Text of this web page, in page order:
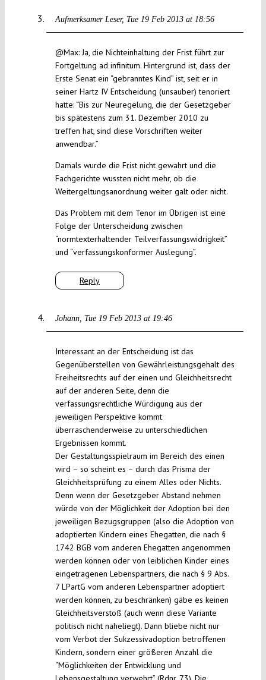
Aufmerksamer Leser Tue 19 Feb 2013 at 18:56
Reply
@Max: Ja, die Nichteinhaltung der Frist führt zur
Fortgeltung ad infinitum. Hintergrund ist, dass der
Erste Senat ein “gebranntes Kind” ist, seit er in
seiner Hartz IV Entscheidung (unsauber) tenoriert
hatte: “Bis zur Neuregelung, die der Gesetzgeber
bis spätestens zum 31. Dezember 2010 zu
treffen hat, sind diese Vorschriften weiter
anwendbar.”
Damals wurde die Frist nicht gewahrt und die
Fachgerichte wussten nicht mehr, ob die
Weitergeltungsanordnung weiter galt oder nicht.
Das Problem mit dem Tenor im Übrigen ist eine
Folge der Unterscheidung zwischen
“normtexterhaltender Teilverfassungswidrigkeit”
und “verfassungskonformer Auslegung”.
Johann Tue 19 Feb 2013 at 19:46
Interessant an der Entscheidung ist das
Gegenüberstellen von Gewährleistungsgehalt des
Freiheitsrechts auf der einen und Gleichheitsrecht
auf der anderen Seite, denn die
verfassungsrechtliche Würdigung aus der
jeweiligen Perspektive kommt
überraschenderweise zu unterschiedlichen
Ergebnissen kommt.
Der Gestaltungsspielraum im Bereich des einen
wird – so scheint es – durch das Prisma der
Gleichheitsprüfung zu einem Alles oder Nichts.
Denn wenn der Gesetzgeber Abstand nehmen
würde von der Möglichkeit der Adoption bei den
jeweiligen Bezugsgruppen (also die Adoption von
adoptierten Kindern eines Ehegatten, die nach §
1742 BGB vom anderen Ehegatten angenommen
werden können oder von leiblichen Kinder eines
eingetragenen Lebenspartners, die nach § 9 Abs.
7 LPartG vom anderen Lebenspartner adoptiert
werden können, zu beschränken) gäbe es keinen
Gleichheitsverstoß (auch wenn diese Variante
politisch nicht naheliegt). Dann bliebe nicht nur
vom Verbot der Sukzessivadoption betroffenen
Kindern, sondern einer größeren Anzahl die
“Möglichkeiten der Entwicklung und